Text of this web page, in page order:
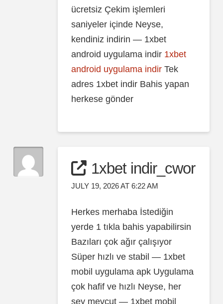
ücretsiz Çekim işlemleri
saniyeler içinde Neyse,
kendiniz indirin — 1xbet
android uygulama indir 1xbet
android uygulama indir Tek
adres 1xbet indir Bahis yapan
herkese gönder
1xbet indir_cwor
JULY 19, 2026 AT 6:22 AM
Herkes merhaba İstediğin
yerde 1 tıkla bahis yapabilirsin
Bazıları çok ağır çalışıyor
Süper hızlı ve stabil — 1xbet
mobil uygulama apk Uygulama
çok hafif ve hızlı Neyse, her
şey mevcut — 1xbet mobil